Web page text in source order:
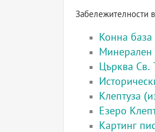
Забележителности
Конна
Църква Св.
Клептуза
Езеро
Картинг